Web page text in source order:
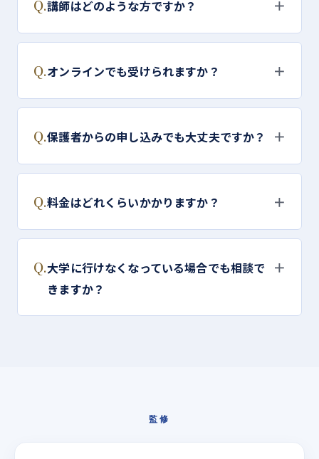
Q.講師はどのような方ですか？ ＋
Q.オンラインでも受けられますか？ ＋
Q.保護者からの申し込みでも大丈夫ですか？ ＋
Q.料金はどれくらいかかりますか？ ＋
Q.大学に行けなくなっている場合でも相談で
きますか？
＋
監修